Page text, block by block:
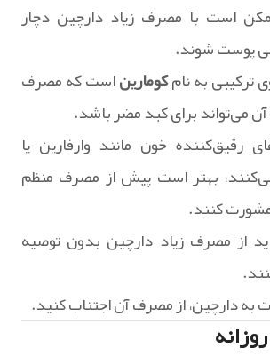
است با مصرف زیاد دارچین دچار
پوست شوند.
ترکیبی به نامکوماریناست که مصرف
می‌تواند برای کبد مضر باشد.
رقیق‌کننده خون مانند وارفارین یا
بهتر است پیش از مصرف منظم
کنند.
از مصرف زیاد دارچین بدون توصیه
دارچین، از مصرف آن اجتناب کنید.